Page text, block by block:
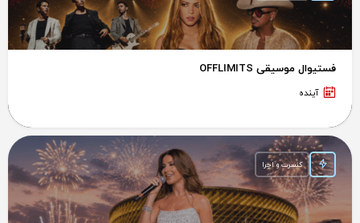
فستیوال موسیقی OFFLIMITS
آینده
کنسرت و اجرا